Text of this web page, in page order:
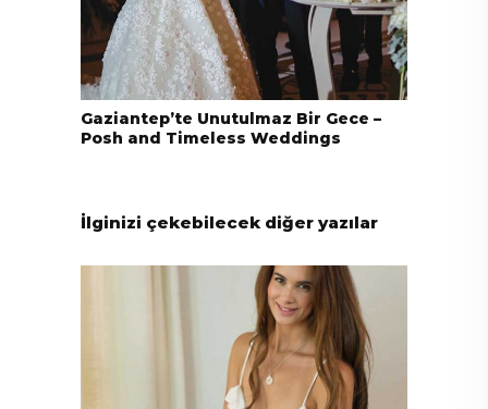
Gaziantep’te Unutulmaz Bir Gece –
Posh and Timeless Weddings
İlginizi çekebilecek diğer yazılar